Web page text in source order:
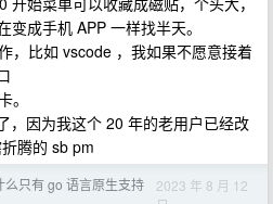
成手机 APP 一样找半天。
，比如 vscode ，我如果不愿意接着
。
，因为我这个 20 年的老用户已经改
腾的 sb pm
么只有 go 语言原生支持
2023 年 8 月 12